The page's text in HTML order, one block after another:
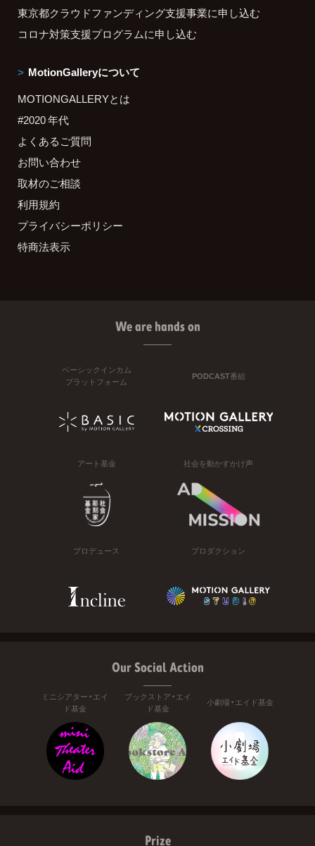
東京都クラウドファンディング支援事業に申し込む
コロナ対策支援プログラムに申し込む
MotionGalleryについて
MOTIONGALLERYとは
#2020 年代
よくあるご質問
お問い合わせ
取材のご相談
利用規約
プライバシーポリシー
特商法表示
We are hands on
ベーシックインカム
プラットフォーム
PODCAST番組
アート基金 社会を動かすかけ声
プロデュース プロダクション
Our Social Action
ミニシアター・エイ
ド基金
ブックストア・エイ
ド基金
小劇場・エイド基金
Prize